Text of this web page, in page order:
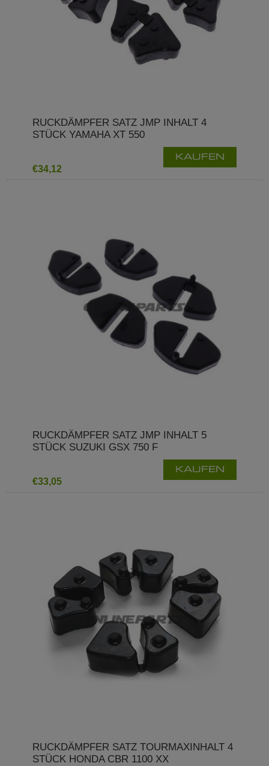
RUCKDÄMPFER SATZ JMP INHALT 4
STÜCK YAMAHA XT 550
€34,12
KAUFEN
RUCKDÄMPFER SATZ JMP INHALT 5
STÜCK SUZUKI GSX 750 F
€33,05
KAUFEN
RUCKDÄMPFER SATZ TOURMAXINHALT 4
STÜCK HONDA CBR 1100 XX